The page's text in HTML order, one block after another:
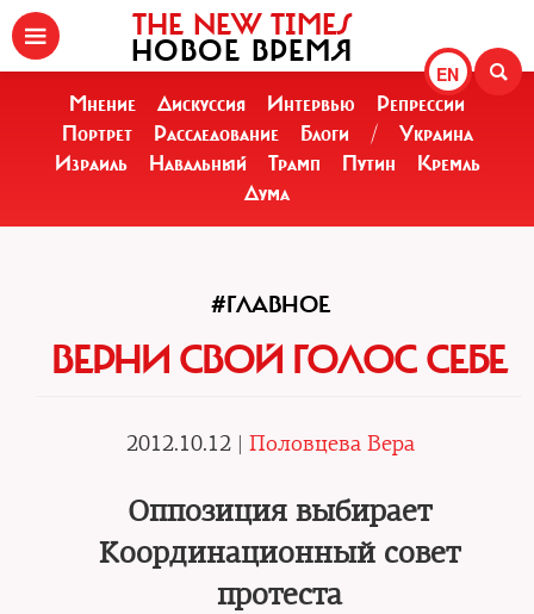
EN
THE NEW TIMES
НОВОЕ ВРЕМЯ
Мнение Дискуссия Интервью
Репрессии
Портрет
Расследование Блоги /
Украина
Израиль
Навальный Трамп Путин
Кремль
Дума
#ГЛАВНОЕ
ВЕРНИ СВОЙ ГОЛОС СЕБЕ
2012.10.12 | Половцева Вера
Оппозиция выбирает
Координационный совет
протеста